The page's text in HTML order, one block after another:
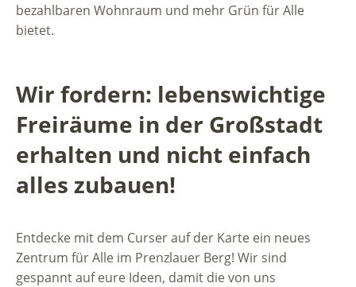
bezahlbaren Wohnraum und mehr Grün für Alle
bietet.
Wir fordern: lebenswichtige
Freiräume in der Großstadt
erhalten und nicht einfach
alles zubauen!
Entdecke mit dem Curser auf der Karte ein neues
Zentrum für Alle im Prenzlauer Berg! Wir sind
gespannt auf eure Ideen, damit die von uns